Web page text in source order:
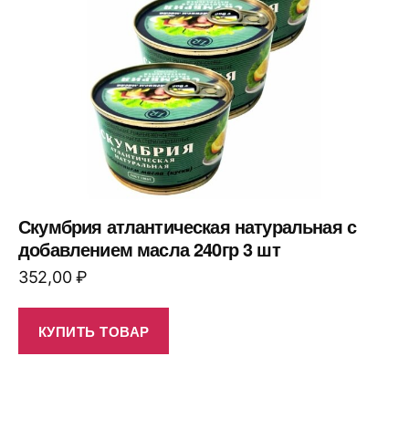
Скумбрия атлантическая натуральная с
добавлением масла 240гр 3 шт
352,00₽
КУПИТЬ ТОВАР